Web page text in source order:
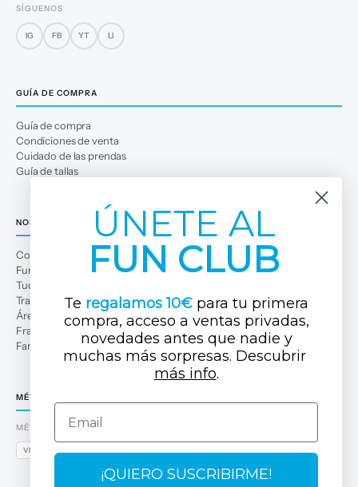
SÍGUENOS
IG FB YT LI
GUÍA DE COMPRA
Guía de compra
Condiciones de venta
Cuidado de las prendas
Guía de tallas
NOSOTROS
Conócenos
Fun Club
Tuc Tuc Planet
Trabaja con nosotros
Área profesional
Franquicias
Familias numerosas
MÉTODOS DE PAGO
MÉTODOS DE PAGO
VISA
ÚNETE AL
FUN CLUB
Te regalamos 10€ para tu primera
compra, acceso a ventas privadas,
novedades antes que nadie y
muchas más sorpresas. Descubrir ​
más info.
Email
¡QUIERO SUSCRIBIRME!